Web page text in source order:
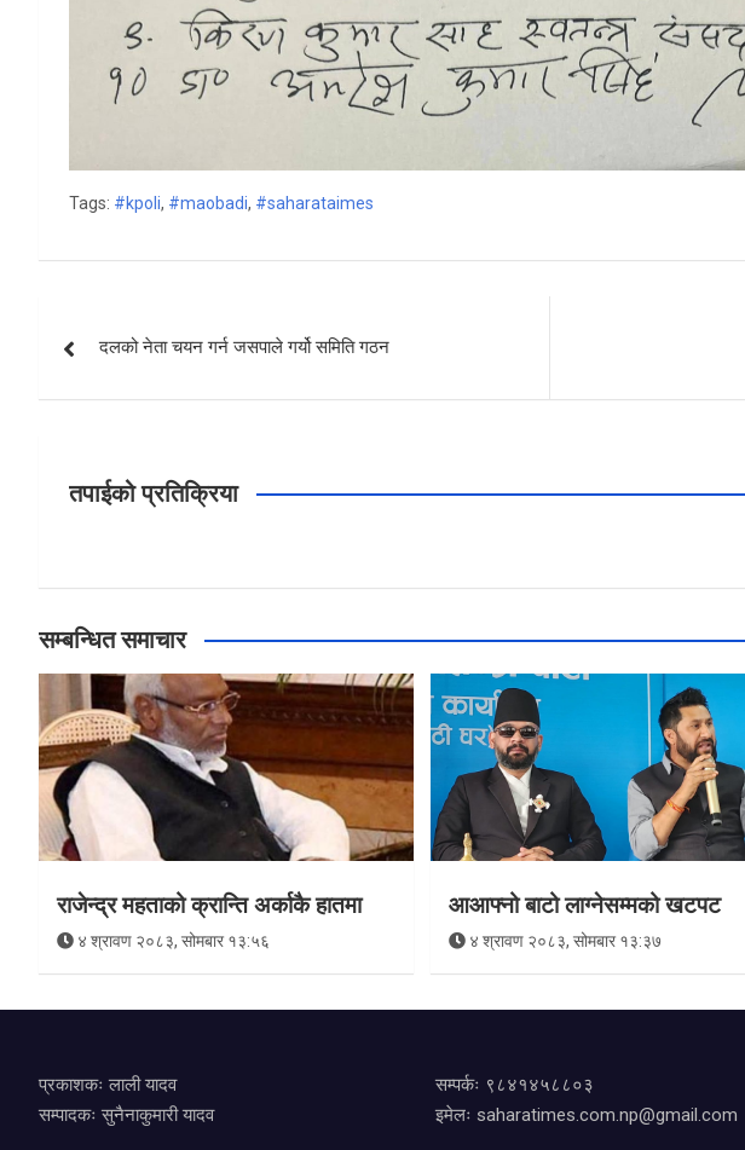
Tags: #kpoli, #maobadi, #saharataimes
navigation
दलको नेता चयन गर्न जसपाले गर्यो समिति गठन
तपाईको प्रतिक्रिया
सम्बन्धित समाचार
राजेन्द्र महताको क्रान्ति अर्काकै हातमा
४ श्रावण २०८३, सोमबार १३:५६
आआफ्नो बाटो लाग्नेसम्मको खटपट
४ श्रावण २०८३, सोमबार १३:३७
प्रकाशकः लाली यादव
सम्पादकः सुनैनाकुमारी यादव
सम्पर्कः ९८४१४५८८०३
इमेलः saharatimes.com.np@gmail.com